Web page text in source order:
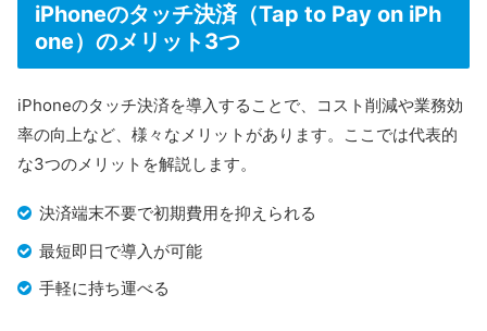
iPhoneのタッチ決済（Tap to Pay on iPh
one）のメリット3つ
iPhoneのタッチ決済を導入することで、コスト削減や業務効
率の向上など、様々なメリットがあります。ここでは代表的
な3つのメリットを解説します。
決済端末不要で初期費用を抑えられる
最短即日で導入が可能
手軽に持ち運べる